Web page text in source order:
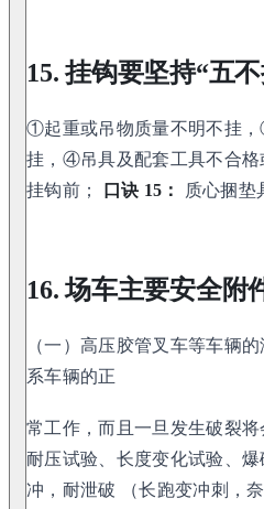
15. 挂钩要坚持“五
①起重或吊物质量不明不挂
挂，④吊具及配套工具不合
挂钩前；
口诀 15： 质心捆垫
16. 场车主要安全附
（一）高压胶管叉车等车辆
系车辆的正
常工作，而且一旦发生破裂
耐压试验、长度变化试验、
冲，耐泄破 （长跑变冲刺，